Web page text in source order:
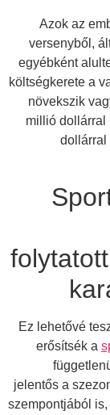
Azok az
versenyből,
egyébként
költségkerete a
növekszik
millió dollárral
dollárral
Ez lehetővé
erősítsék a
jelentős a
szempontjából